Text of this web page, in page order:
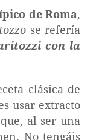
de Roma,
se refería
con la
clásica de
usar extracto
al ser una
No tengáis